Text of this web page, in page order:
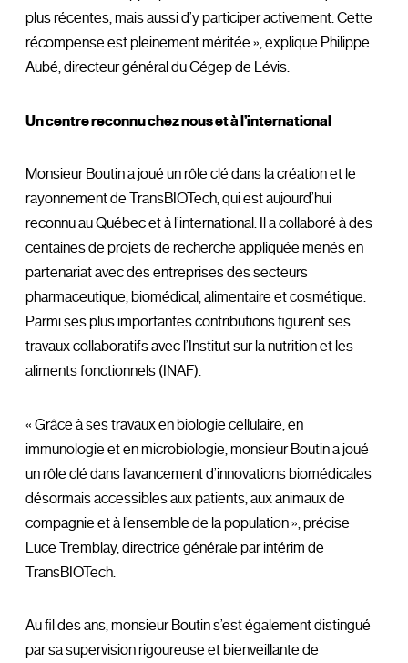
plus récentes, mais aussi d’y participer activement. Cette
récompense est pleinement méritée », explique Philippe
Aubé, directeur général du Cégep de Lévis.
Un centre reconnu chez nous et à l’international
Monsieur Boutin a joué un rôle clé dans la création et le
rayonnement de TransBIOTech, qui est aujourd’hui
reconnu au Québec et à l’international. Il a collaboré à des
centaines de projets de recherche appliquée menés en
partenariat avec des entreprises des secteurs
pharmaceutique, biomédical, alimentaire et cosmétique.
Parmi ses plus importantes contributions figurent ses
travaux collaboratifs avec l’Institut sur la nutrition et les
aliments fonctionnels (INAF).
« Grâce à ses travaux en biologie cellulaire, en
immunologie et en microbiologie, monsieur Boutin a joué
un rôle clé dans l’avancement d’innovations biomédicales
désormais accessibles aux patients, aux animaux de
compagnie et à l’ensemble de la population », précise
Luce Tremblay, directrice générale par intérim de
TransBIOTech.
Au fil des ans, monsieur Boutin s’est également distingué
par sa supervision rigoureuse et bienveillante de